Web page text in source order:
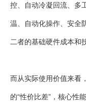
控、自动冷凝回流、多
温、自动化操作、安全
二者的基础硬件成本和
而从实际使用价值来看
的“性价比差”，核心性